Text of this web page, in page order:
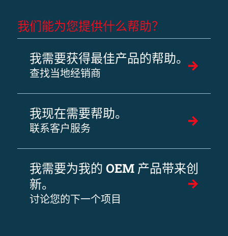
我们能为您提供什么帮助？
我需要获得最佳产品的帮助。
查找当地经销商
我现在需要帮助。
联系客户服务
我需要为我的 OEM 产品带来创
新。
讨论您的下一个项目